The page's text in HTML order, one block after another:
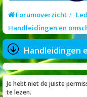
Forumoverzicht
Handleidingen en
Handleidingen
Je hebt niet de juiste
te lezen.